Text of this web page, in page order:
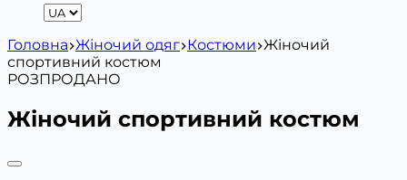
Головна Жіночий одяг Костюми Жіночий
спортивний костюм
РОЗПРОДАНО
Жіночий спортивний костюм